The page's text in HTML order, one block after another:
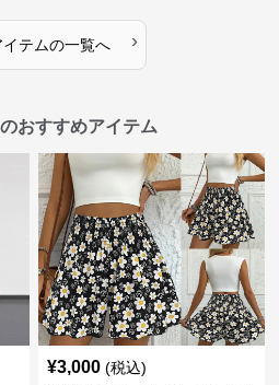
イテムの一覧へ ›
おすすめアイテム
¥3,000 (税込)